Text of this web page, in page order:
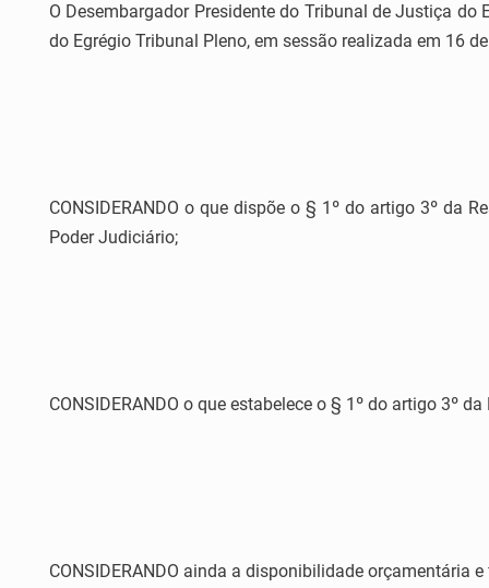
O Desembargador Presidente do Tribunal de Justiça
do Egrégio Tribunal Pleno, em sessão realizada em 16
CONSIDERANDO o que dispõe o § 1º do artigo 3º da
Poder Judiciário;
CONSIDERANDO o que estabelece o § 1º do artigo 3º
CONSIDERANDO ainda a disponibilidade orçamentária